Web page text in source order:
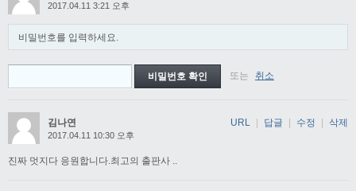
2017.04.11 3:21 오후
비밀번호를 입력하세요.
또는 취소
김나연
2017.04.11 10:30 오후
진짜 멋지다 응원합니다.최고의 출판사 ..
URL | 답글 | 수정 | 삭제